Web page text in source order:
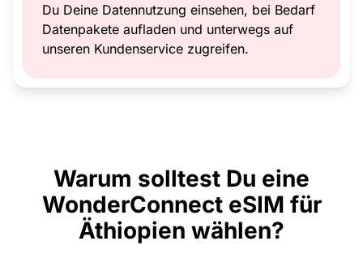
Du Deine Datennutzung einsehen, bei Bedarf
Datenpakete aufladen und unterwegs auf
unseren Kundenservice zugreifen.
Warum solltest Du eine
WonderConnect eSIM für
Äthiopien wählen?